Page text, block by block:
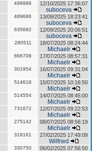
499988 12/10/2025 17:36:07
suboceva
489686 13/09/2025 18:23:41
suboceva
635682 12/09/2025 20:06:51
suboceva
280511 18/07/2025 08:24:44
Michaelr
666708 17/07/2025 08:57:31
Michaelr
301954 16/07/2025 09:31:04
Michaelr
514618 15/07/2025 10:16:50
Michaelr
514554 14/07/2025 08:45:00
Michaelr
731672 12/07/2025 09:22:53
Michaelr
275142 08/07/2025 08:56:19
Michaelr
318161 27/02/2025 17:49:09
Wilfried
330750 06/02/2025 07:56:50